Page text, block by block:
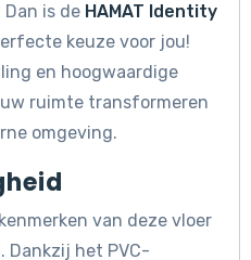
is de HAMAT Identity
keuze voor jou!
en hoogwaardige
ruimte transformeren
omgeving.
van deze vloer
Dankzij het PVC-